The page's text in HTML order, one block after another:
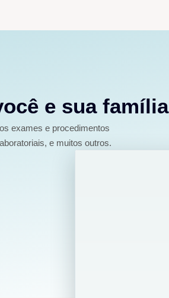
e sua família
exames e procedimentos
e muitos outros.